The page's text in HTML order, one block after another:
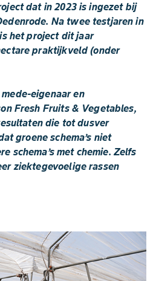
dat in 2023 is ingezet bij
Na twee testjaren in
het project dit jaar
praktijkveld (onder
eigenaar en
Fresh Fruits & Vegetables,
die tot dusver
groene schema’s niet
schema’s met chemie. Zelfs
ziektegevoelige rassen